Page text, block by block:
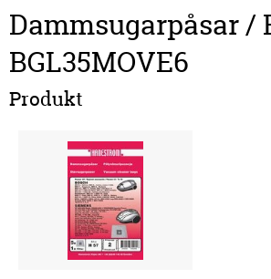
Dammsugarpåsar /
BGL35MOVE6
Produkt